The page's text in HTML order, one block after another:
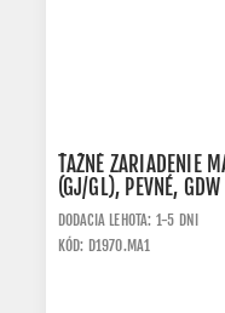
ŤAŽNÉ ZARIADENIE
(GJ/GL), PEVNÉ, GDW
DODACIA LEHOTA: 1-5 DNI
KÓD: D1970.MA1